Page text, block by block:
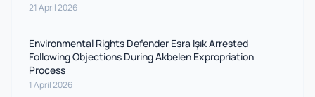
21 April 2026
Environmental Rights Defender Esra Işık Arrested
Following Objections During Akbelen Expropriation
Process
1 April 2026